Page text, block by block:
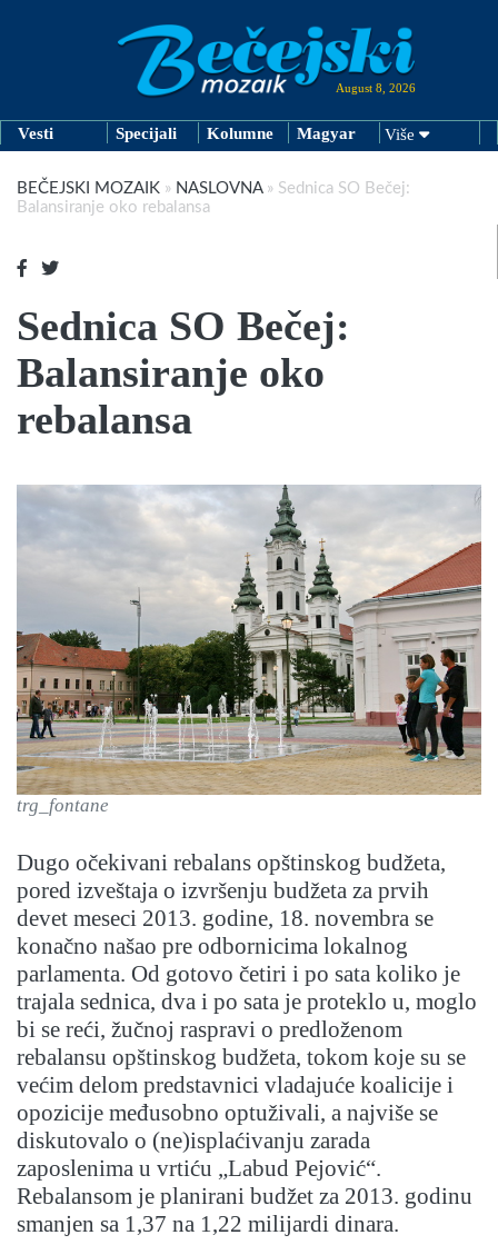
August 8, 2026
Vesti Specijali Kolumne Magyar Više
BEČEJSKI MOZAIK » NASLOVNA» Sednica SO Bečej:
Balansiranje oko rebalansa
Sednica SO Bečej:
Balansiranje oko
rebalansa
trg_fontane
Dugo očekivani rebalans opštinskog budžeta,
pored izveštaja o izvršenju budžeta za prvih
devet meseci 2013. godine, 18. novembra se
konačno našao pre odbornicima lokalnog
parlamenta. Od gotovo četiri i po sata koliko je
trajala sednica, dva i po sata je proteklo u, moglo
bi se reći, žučnoj raspravi o predloženom
rebalansu opštinskog budžeta, tokom koje su se
većim delom predstavnici vladajuće koalicije i
opozicije međusobno optuživali, a najviše se
diskutovalo o (ne)isplaćivanju zarada
zaposlenima u vrtiću „Labud Pejović“.
Rebalansom je planirani budžet za 2013. godinu
smanjen sa 1,37 na 1,22 milijardi dinara.